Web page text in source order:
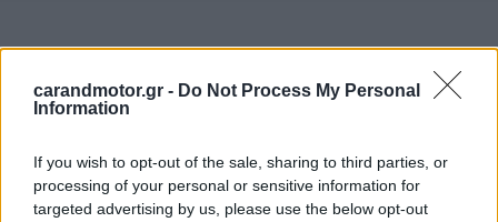
carandmotor.gr - Do Not Process My Personal
Information
If you wish to opt-out of the sale, sharing to third parties, or
processing of your personal or sensitive information for
targeted advertising by us, please use the below opt-out